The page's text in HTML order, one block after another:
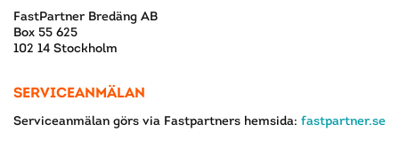
FastPartner Bredäng AB
Box 55 625
102 14 Stockholm
SERVICEANMÄLAN
Serviceanmälan görs via Fastpartners hemsida: fastpartner.se